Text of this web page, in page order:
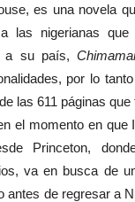
es una novela
las nigerianas que
a su país,
por lo
las 611 páginas que
el momento en que
Princeton,
va en busca de
antes de regresar a